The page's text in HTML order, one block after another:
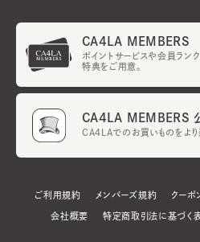
CA4LA MEMBERS
ポイントサービスや会員ラン
特典をご用意。
CA4LA MEMBERS
CA4LAでのお買いものをより
ご利用規約 メンバーズ規約 クーポ
会社概要 特定商取引法に基づく